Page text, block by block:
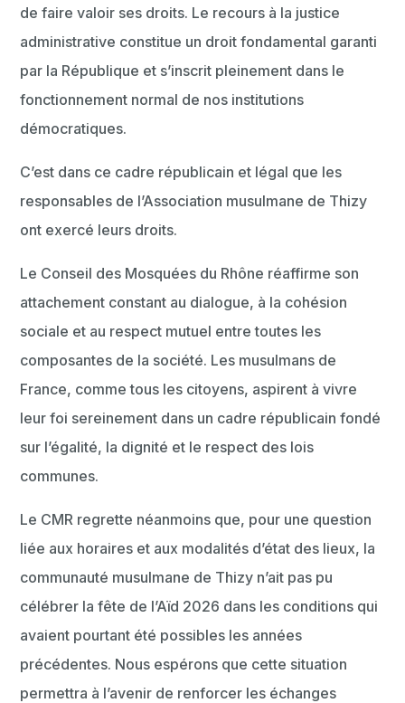
de faire valoir ses droits. Le recours à la justice
administrative constitue un droit fondamental garanti
par la République et s’inscrit pleinement dans le
fonctionnement normal de nos institutions
démocratiques.
C’est dans ce cadre républicain et légal que les
responsables de l’Association musulmane de Thizy
ont exercé leurs droits.
Le Conseil des Mosquées du Rhône réaffirme son
attachement constant au dialogue, à la cohésion
sociale et au respect mutuel entre toutes les
composantes de la société. Les musulmans de
France, comme tous les citoyens, aspirent à vivre
leur foi sereinement dans un cadre républicain fondé
sur l’égalité, la dignité et le respect des lois
communes.
Le CMR regrette néanmoins que, pour une question
liée aux horaires et aux modalités d’état des lieux, la
communauté musulmane de Thizy n’ait pas pu
célébrer la fête de l’Aïd 2026 dans les conditions qui
avaient pourtant été possibles les années
précédentes. Nous espérons que cette situation
permettra à l’avenir de renforcer les échanges